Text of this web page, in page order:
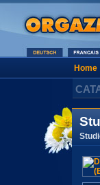
Home|